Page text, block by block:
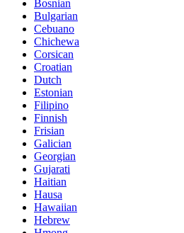
Bosnian
Bulgarian
Cebuano
Chichewa
Corsican
Croatian
Dutch
Estonian
Filipino
Finnish
Frisian
Galician
Georgian
Gujarati
Haitian
Hausa
Hawaiian
Hebrew